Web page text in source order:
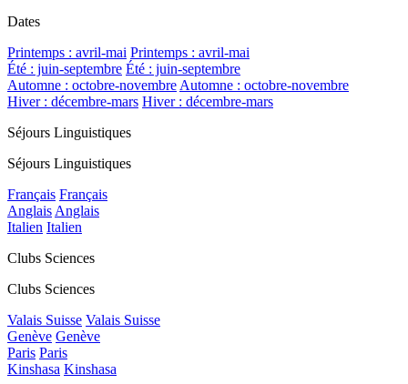
Dates
Printemps : avril-mai Printemps : avril-mai
Été : juin-septembre Été : juin-septembre
Automne : octobre-novembreAutomne : octobre-novembre
Hiver : décembre-mars Hiver : décembre-mars
Séjours Linguistiques
Séjours Linguistiques
Français Français
AnglaisAnglais
Italien Italien
Clubs Sciences
Clubs Sciences
Valais Suisse Valais Suisse
Genève Genève
Paris Paris
Kinshasa Kinshasa